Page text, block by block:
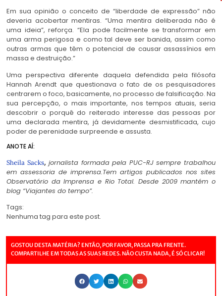
Em sua opinião o conceito de “liberdade de expressão” não
deveria acobertar mentiras. “Uma mentira deliberada não é
uma ideia”, reforça. “Ela pode facilmente se transformar em
uma arma perigosa e como tal deve ser banida, assim como
outras armas que têm o potencial de causar assassínios em
massa e destruição.”
Uma perspectiva diferente daquela defendida pela filósofa
Hannah Arendt que questionava o fato de os pesquisadores
centrarem o foco, basicamente, no processo de falsificação. Na
sua percepção, o mais importante, nos tempos atuais, seria
descobrir o porquê do reiterado interesse das pessoas por
uma declarada mentira, já devidamente desmistificada, cujo
poder de perenidade surpreende e assusta.
ANOTE AÍ:
Sheila Sacks, jornalista formada pela PUC-RJ sempre trabalhou
em assessoria de imprensa.Tem artigos publicados nos sites
Observatório da Imprensa e Rio Total. Desde 2009 mantém o
blog “Viajantes do tempo”.
Tags:
Nenhuma tag para este post.
GOSTOU DESTA MATÉRIA? ENTÃO, POR FAVOR, PASSA PRA FRENTE.
COMPARTILHE EM TODAS AS SUAS REDES. NÃO CUSTA NADA, É SÓ CLICAR!